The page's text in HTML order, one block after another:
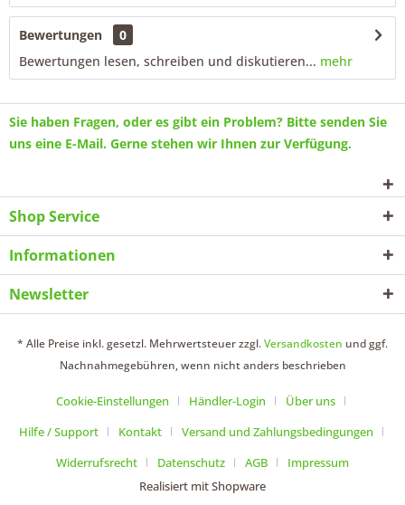
Bewertungen
0
Bewertungen lesen, schreiben und diskutieren... mehr
Sie haben Fragen, oder es gibt ein Problem? Bitte senden Sie
uns eine E-Mail. Gerne stehen wir Ihnen zur Verfügung.
Shop Service
Informationen
Newsletter
* Alle Preise inkl. gesetzl. Mehrwertsteuer zzgl.Versandkosten und ggf.
Nachnahmegebühren, wenn nicht anders beschrieben
Cookie-Einstellungen Händler-Login
Über uns
Hilfe / Support
Kontakt
Versand und Zahlungsbedingungen
Widerrufsrecht
Datenschutz AGB
Impressum
Realisiert mit Shopware